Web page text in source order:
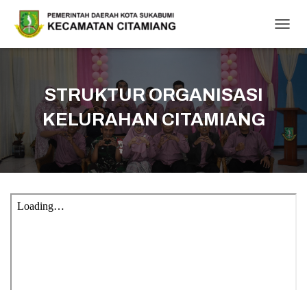
O
G
N
A
V
I
G
STRUKTUR ORGANISASI
KELURAHAN CITAMIANG